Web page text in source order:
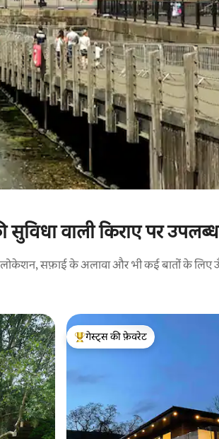
सुविधा वाली किराए पर
सफ़ाई के अलावा और भी कई बातों के लिए
गेस्ट्स का टॉप फ़ेवरेट
गेस्ट्स की फ़ेवरेट